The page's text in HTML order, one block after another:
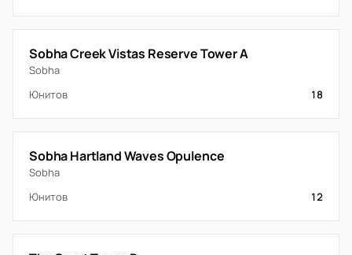
Sobha Creek Vistas Reserve Tower A
Sobha
Юнитов
18
Sobha Hartland Waves Opulence
Sobha
Юнитов
12